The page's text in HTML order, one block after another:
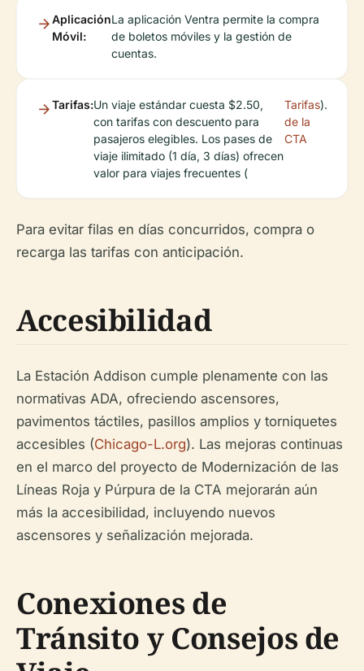
Aplicación
Móvil:
La aplicación Ventra permite la compra
de boletos móviles y la gestión de
cuentas.
Tarifas:Un viaje estándar cuesta $2.50,
con tarifas con descuento para
pasajeros elegibles. Los pases de
viaje ilimitado (1 día, 3 días) ofrecen
valor para viajes frecuentes (
Tarifas
de la
CTA
).
Para evitar filas en días concurridos, compra o
recarga las tarifas con anticipación.
Accesibilidad
La Estación Addison cumple plenamente con las
normativas ADA, ofreciendo ascensores,
pavimentos táctiles, pasillos amplios y torniquetes
accesibles (Chicago-L.org). Las mejoras continuas
en el marco del proyecto de Modernización de las
Líneas Roja y Púrpura de la CTA mejorarán aún
más la accesibilidad, incluyendo nuevos
ascensores y señalización mejorada.
Conexiones de
Tránsito y Consejos de